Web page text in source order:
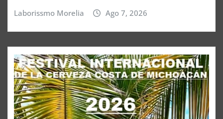
Laborissmo Morelia Ago 7, 2026